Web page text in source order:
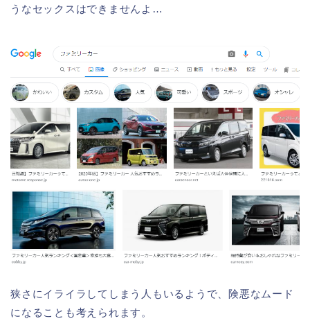
うなセックスはできませんよ…
狭さにイライラしてしまう人もいるようで、険悪なムード
になることも考えられます。